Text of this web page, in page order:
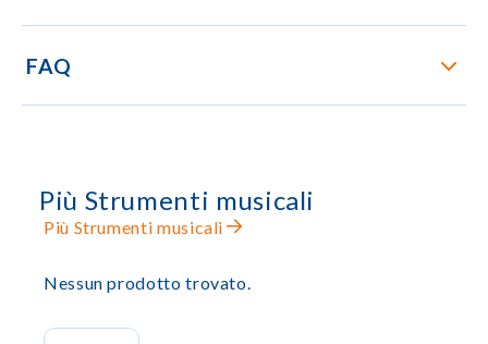
FAQ
Più Strumenti musicali
Più Strumenti musicali
Nessun prodotto trovato.